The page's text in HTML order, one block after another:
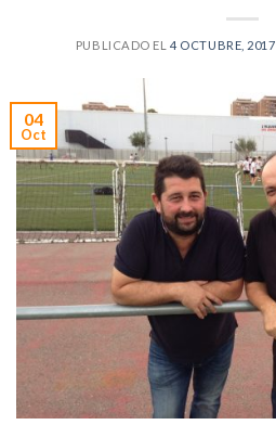
PUBLICADO EL4 OCTUBRE, 2017
04
Oct